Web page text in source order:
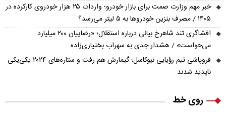
خبر مهم وزارت صمت برای بازار خودرو؛ واردات ۲۵ هزار خودروی کارکرده در
۱۴۰۵ / مصرف بنزین خودروها به ۵ لیتر می‌رسد؟
افشاگری تند شاهرخ بیانی درباره استقلال؛ «رضاییان ۲۰۰ میلیارد
می‌خواست» / هشدار جدی به سهراب بختیاری‌زاده
فروپاشی تیم رؤیایی نیوکاسل؛ گیمارش هم رفت و ستاره‌های ۲۰۲۴ یکی‌یکی
ناپدید شدند
روی خط